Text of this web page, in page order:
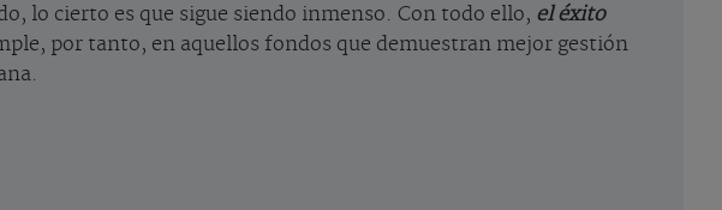
lo cierto es que sigue siendo inmenso. Con todo ello, el éxito
por tanto, en aquellos fondos que demuestran mejor gestión